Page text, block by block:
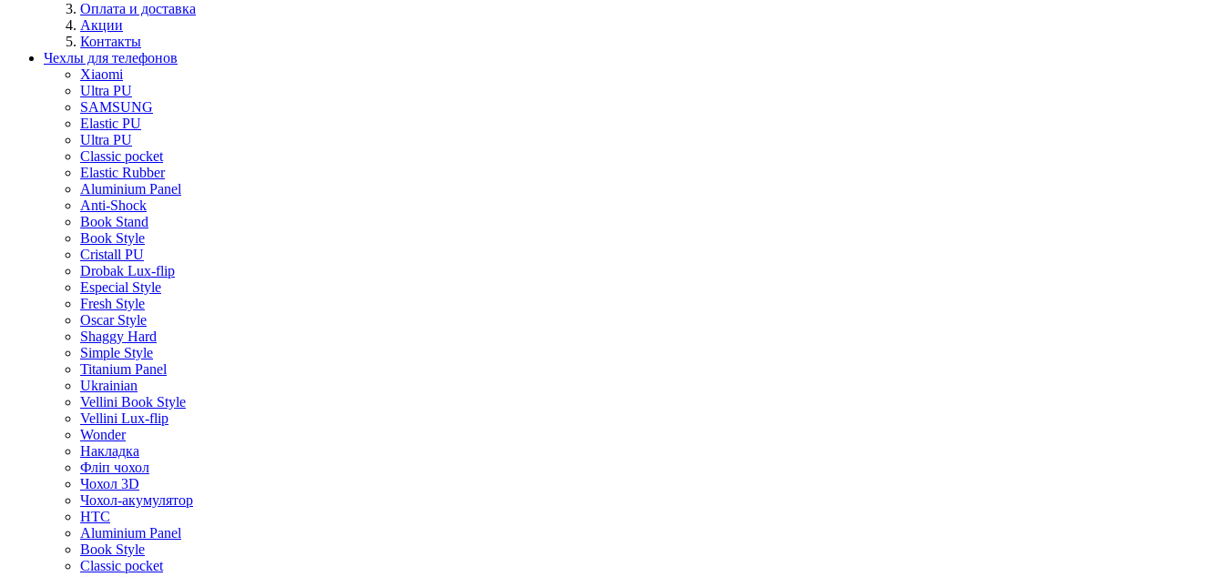
Оплата и доставка
Акции
Контакты
Чехлы для телефонов
Xiaomi
Ultra PU
SAMSUNG
Elastic PU
Ultra PU
Classic pocket
Elastic Rubber
Aluminium Panel
Anti-Shock
Book Stand
Book Style
Cristall PU
Drobak Lux-flip
Especial Style
Fresh Style
Oscar Style
Shaggy Hard
Simple Style
Titanium Panel
Ukrainian
Vellini Book Style
Vellini Lux-flip
Wonder
Накладка
Фліп чохол
Чохол 3D
Чохол-акумулятор
HTC
Aluminium Panel
Book Style
Classic pocket